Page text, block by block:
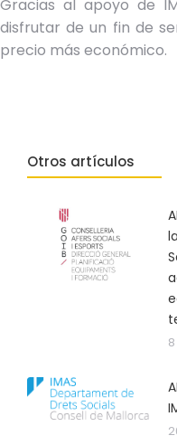
Gracias al apoyo de
disfrutar de un fin de
precio más económico.
Otros artículos